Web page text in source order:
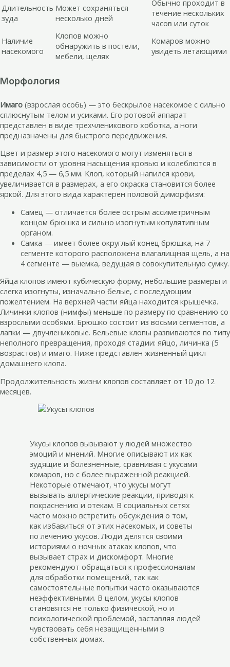
Длительность
зуда
Может сохраняться
несколько дней
Обычно проходит в
течение нескольких
часов или суток
Наличие
насекомого
Клопов можно
обнаружить в постели,
мебели, щелях
Комаров можно
увидеть летающими
Морфология
Имаго (взрослая особь) — это бескрылое насекомое с сильно
сплюснутым телом и усиками. Его ротовой аппарат
представлен в виде трехчленикового хоботка, а ноги
предназначены для быстрого передвижения.
Цвет и размер этого насекомого могут изменяться в
зависимости от уровня насыщения кровью и колеблются в
пределах 4,5 — 6,5 мм. Клоп, который напился крови,
увеличивается в размерах, а его окраска становится более
яркой. Для этого вида характерен половой диморфизм:
Самец — отличается более острым ассиметричным
концом брюшка и сильно изогнутым копулятивным
органом.
Самка — имеет более округлый конец брюшка, на 7
сегменте которого расположена влагалищная щель, а на
4 сегменте — выемка, ведущая в совокупительную сумку.
Яйца клопов имеют кубическую форму, небольшие размеры и
слегка изогнуты, изначально белые, с последующим
пожелтением. На верхней части яйца находится крышечка.
Личинки клопов (нимфы) меньше по размеру по сравнению со
взрослыми особями. Брюшко состоит из восьми сегментов, а
лапки — двучлениковые. Бельевые клопы развиваются по типу
неполного превращения, проходя стадии: яйцо, личинка (5
возрастов) и имаго. Ниже представлен жизненный цикл
домашнего клопа.
Продолжительность жизни клопов составляет от 10 до 12
месяцев.
Укусы клопов вызывают у людей множество
эмоций и мнений. Многие описывают их как
зудящие и болезненные, сравнивая с укусами
комаров, но с более выраженной реакцией.
Некоторые отмечают, что укусы могут
вызывать аллергические реакции, приводя к
покраснению и отекам. В социальных сетях
часто можно встретить обсуждения о том,
как избавиться от этих насекомых, и советы
по лечению укусов. Люди делятся своими
историями о ночных атаках клопов, что
вызывает страх и дискомфорт. Многие
рекомендуют обращаться к профессионалам
для обработки помещений, так как
самостоятельные попытки часто оказываются
неэффективными. В целом, укусы клопов
становятся не только физической, но и
психологической проблемой, заставляя людей
чувствовать себя незащищенными в
собственных домах.